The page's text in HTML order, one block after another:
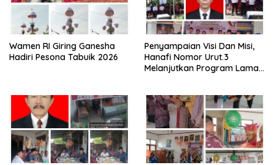
Wamen RI Giring Ganesha
Hadiri Pesona Tabuik 2026
Penyampaian Visi Dan Misi,
Hanafi Nomor Urut.3
Melanjutkan Program Lama